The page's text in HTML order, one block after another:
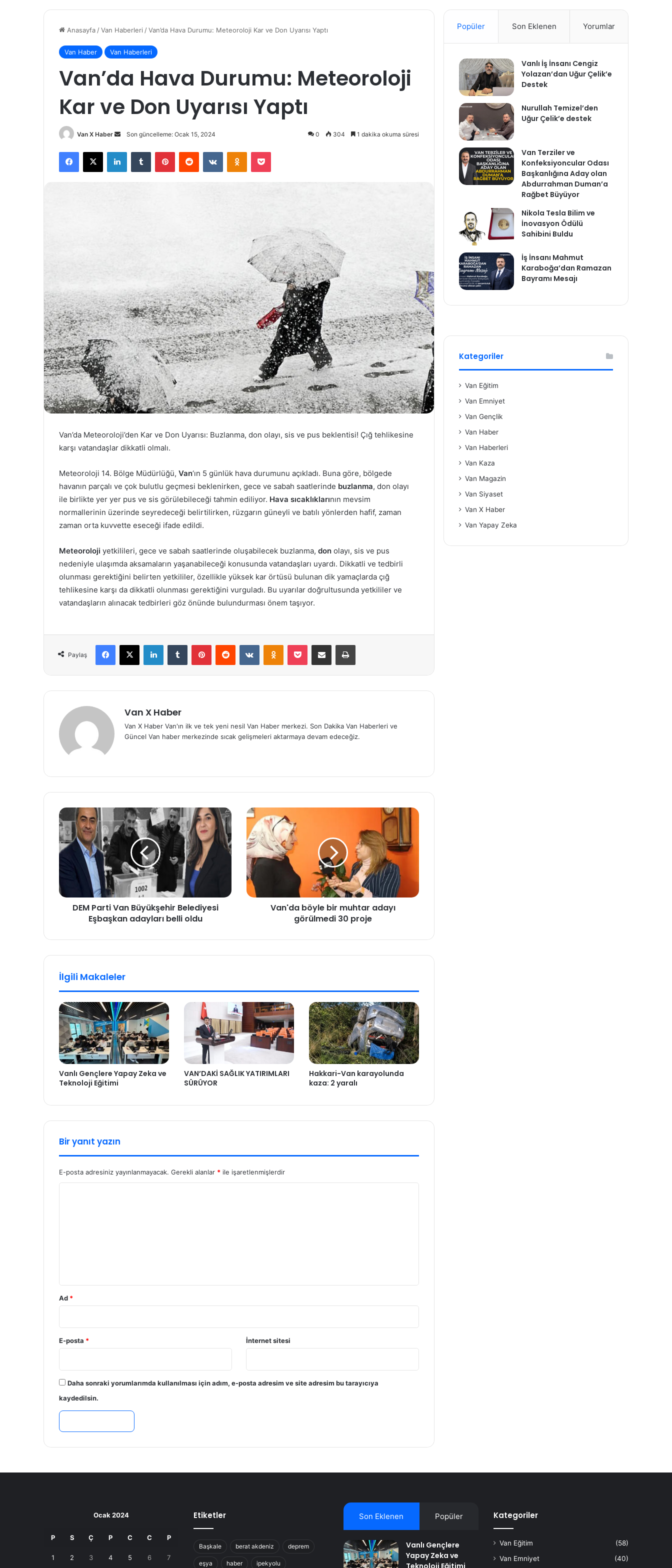
Anasayfa /Van Haberleri /Van’da Hava Durumu: Meteoroloji Kar ve Don Uyarısı Yaptı
Van Haber Van Haberleri
Van’da Hava Durumu: Meteoroloji
Kar ve Don Uyarısı Yaptı
Van X Haber
Bir
göndermek
Son güncelleme: Ocak 15, 2024 0 304 1 dakika okuma süresi
Facebook
X LinkedInTumblr PinterestReddit VKontakteOdnoklassniki
Pocket
Van’da Meteoroloji’den Kar ve Don Uyarısı: Buzlanma, don olayı, sis ve pus beklentisi! Çığ tehlikesine
karşı vatandaşlar dikkatli olmalı.
Meteoroloji 14. Bölge Müdürlüğü, Van‘ın 5 günlük hava durumunu açıkladı. Buna göre, bölgede
havanın parçalı ve çok bulutlu geçmesi beklenirken, gece ve sabah saatlerinde buzlanma, don olayı
ile birlikte yer yer pus ve sis görülebileceği tahmin ediliyor. Hava sıcaklıklarının mevsim
normallerinin üzerinde seyredeceği belirtilirken, rüzgarın güneyli ve batılı yönlerden hafif, zaman
zaman orta kuvvette eseceği ifade edildi.
Meteoroloji yetkilileri, gece ve sabah saatlerinde oluşabilecek buzlanma, don olayı, sis ve pus
nedeniyle ulaşımda aksamaların yaşanabileceği konusunda vatandaşları uyardı. Dikkatli ve tedbirli
olunması gerektiğini belirten yetkililer, özellikle yüksek kar örtüsü bulunan dik yamaçlarda çığ
tehlikesine karşı da dikkatli olunması gerektiğini vurguladı. Bu uyarılar doğrultusunda yetkililer ve
vatandaşların alınacak tedbirleri göz önünde bulundurması önem taşıyor.
Paylaş
Facebook
X LinkedInTumblr PinterestReddit VKontakteOdnoklassniki
Pocket E-Posta ile paylaş Yazdır
Van X Haber
Van X Haber Van'ın ilk ve tek yeni nesil Van Haber merkezi. Son Dakika Van Haberleri ve
Güncel Van haber merkezinde sıcak gelişmeleri aktarmaya devam edeceğiz.
DEM Parti Van Büyükşehir Belediyesi
Eşbaşkan adayları belli oldu
Van'da böyle bir muhtar adayı
görülmedi 30 proje
İlgili Makaleler
Vanlı Gençlere Yapay Zeka ve
Teknoloji Eğitimi
VAN’DAKİ SAĞLIK YATIRIMLARI
SÜRÜYOR
Hakkari-Van karayolunda
kaza: 2 yaralı
Bir yanıt yazın
E-posta adresiniz yayınlanmayacak. Gerekli alanlar * ile işaretlenmişlerdir
Ad *
E-posta * İnternet sitesi
Daha sonraki yorumlarımda kullanılması için adım, e-posta adresim ve site adresim bu tarayıcıya
kaydedilsin.
Popüler Son Eklenen Yorumlar
Vanlı İş İnsanı Cengiz
Yolazan’dan Uğur Çelik’e
Destek
Nurullah Temizel’den
Uğur Çelik’e destek
Van Terziler ve
Konfeksiyoncular Odası
Başkanlığına Aday olan
Abdurrahman Duman’a
Rağbet Büyüyor
Nikola Tesla Bilim ve
İnovasyon Ödülü
Sahibini Buldu
İş İnsanı Mahmut
Karaboğa’dan Ramazan
Bayramı Mesajı
Kategoriler
Van Eğitim
Van Emniyet
Van Gençlik
Van Haber
Van Haberleri
Van Kaza
Van Magazin
Van Siyaset
Van X Haber
Van Yapay Zeka
Ocak 2024
P S Ç P C C P
1 2 3 4 5 6 7
Etiketler
Başkale berat akdeniz deprem
eşya haber ipekyolu
Son Eklenen Popüler
Vanlı Gençlere
Yapay Zeka ve
Teknoloji Eğitimi
Kategoriler
Van Eğitim
(58)
Van Emniyet
(40)